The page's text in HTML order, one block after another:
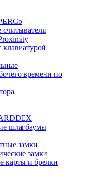
считыватели
времени по
шлагбаумы
замки
замки
карты и брелки